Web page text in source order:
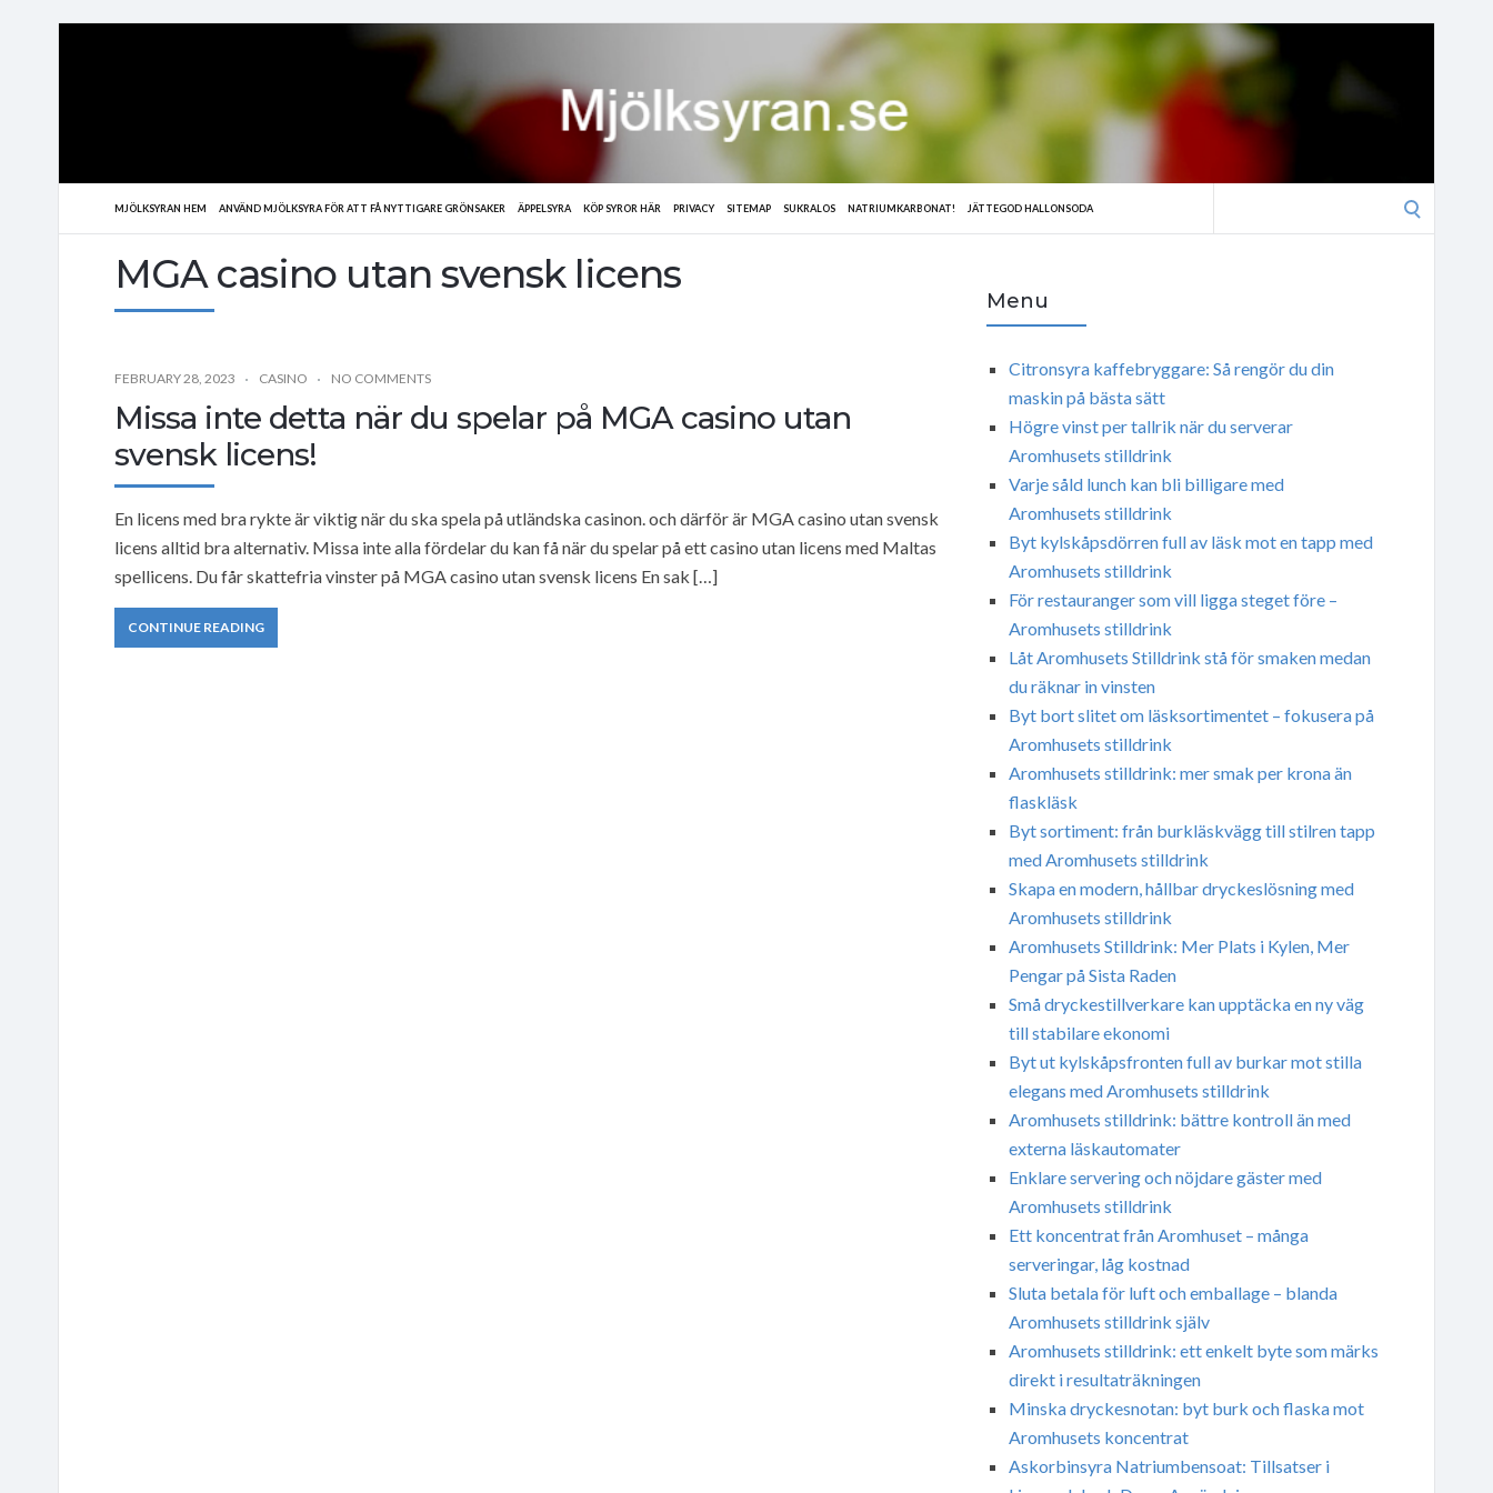
MJÖLKSYRAN HEM ANVÄND MJÖLKSYRA FÖR ATT FÅ NYTTIGARE GRÖNSAKER ÄPPELSYRA KÖP SYROR HÄR PRIVACY SITEMAP SUKRALOS NATRIUMKARBONAT! JÄTTEGOD HALLONSODA
MGA casino utan svensk licens
FEBRUARY 28, 2023 CASINO NO COMMENTS
Missa inte detta när du spelar på MGA casino utan
svensk licens!
En licens med bra rykte är viktig när du ska spela på utländska casinon. och därför är MGA casino utan svensk
licens alltid bra alternativ. Missa inte alla fördelar du kan få när du spelar på ett casino utan licens med Maltas
spellicens. Du får skattefria vinster på MGA casino utan svensk licens En sak […]
CONTINUE READING
Menu
Citronsyra kaffebryggare: Så rengör du din
maskin på bästa sätt
Högre vinst per tallrik när du serverar
Aromhusets stilldrink
Varje såld lunch kan bli billigare med
Aromhusets stilldrink
Byt kylskåpsdörren full av läsk mot en tapp med
Aromhusets stilldrink
För restauranger som vill ligga steget före –
Aromhusets stilldrink
Låt Aromhusets Stilldrink stå för smaken medan
du räknar in vinsten
Byt bort slitet om läsksortimentet – fokusera på
Aromhusets stilldrink
Aromhusets stilldrink: mer smak per krona än
flaskläsk
Byt sortiment: från burkläskvägg till stilren tapp
med Aromhusets stilldrink
Skapa en modern, hållbar dryckeslösning med
Aromhusets stilldrink
Aromhusets Stilldrink: Mer Plats i Kylen, Mer
Pengar på Sista Raden
Små dryckestillverkare kan upptäcka en ny väg
till stabilare ekonomi
Byt ut kylskåpsfronten full av burkar mot stilla
elegans med Aromhusets stilldrink
Aromhusets stilldrink: bättre kontroll än med
externa läskautomater
Enklare servering och nöjdare gäster med
Aromhusets stilldrink
Ett koncentrat från Aromhuset – många
serveringar, låg kostnad
Sluta betala för luft och emballage – blanda
Aromhusets stilldrink själv
Aromhusets stilldrink: ett enkelt byte som märks
direkt i resultaträkningen
Minska dryckesnotan: byt burk och flaska mot
Aromhusets koncentrat
Askorbinsyra Natriumbensoat: Tillsatser i